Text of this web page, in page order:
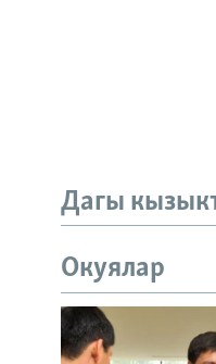
Дагы
Окуялар